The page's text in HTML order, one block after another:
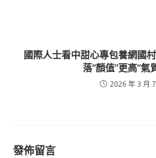
國際人士看中甜心專包養網國
落“顏值”更高“氣
2026 年 3 月
發佈留言